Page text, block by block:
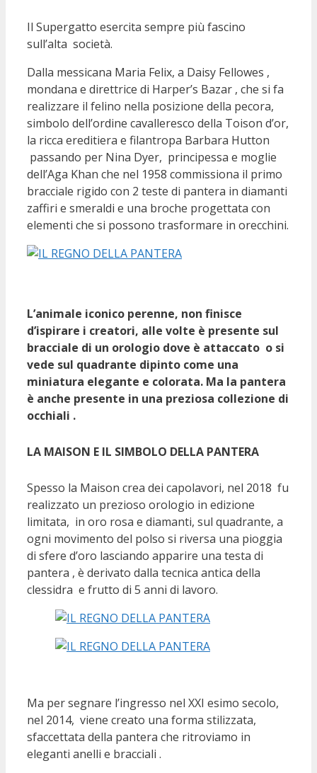
Il Supergatto esercita sempre più fascino
sull’alta società.
Dalla messicana Maria Felix, a Daisy Fellowes ,
mondana e direttrice di Harper’s Bazar , che si fa
realizzare il felino nella posizione della pecora,
simbolo dell’ordine cavalleresco della Toison d’or,
la ricca ereditiera e filantropa Barbara Hutton
passando per Nina Dyer, principessa e moglie
dell’Aga Khan che nel 1958 commissiona il primo
bracciale rigido con 2 teste di pantera in diamanti
zaffiri e smeraldi e una broche progettata con
elementi che si possono trasformare in orecchini.
L’animale iconico perenne, non finisce
d’ispirare i creatori, alle volte è presente sul
bracciale di un orologio dove è attaccato o si
vede sul quadrante dipinto come una
miniatura elegante e colorata. Ma la pantera
è anche presente in una preziosa collezione di
occhiali .
LA MAISON E IL SIMBOLO DELLA PANTERA
Spesso la Maison crea dei capolavori, nel 2018 fu
realizzato un prezioso orologio in edizione
limitata, in oro rosa e diamanti, sul quadrante, a
ogni movimento del polso si riversa una pioggia
di sfere d’oro lasciando apparire una testa di
pantera , è derivato dalla tecnica antica della
clessidra e frutto di 5 anni di lavoro.
Ma per segnare l’ingresso nel XXI esimo secolo,
nel 2014, viene creato una forma stilizzata,
sfaccettata della pantera che ritroviamo in
eleganti anelli e bracciali .